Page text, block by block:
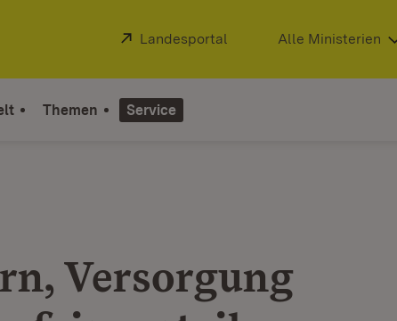
Extern:
Landesportal (Öffnet in neuem Fenster)
Alle Ministerien
Themen Service
Versorgung